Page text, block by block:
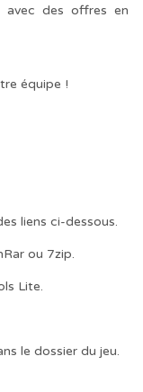
avec des offres en
équipe !
liens ci-dessous.
ou 7zip.
Lite.
le dossier du jeu.